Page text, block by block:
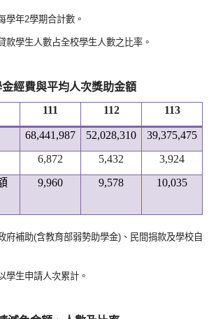
學年2學期合計數。
款學生人數占全校學生人數之比率。
經費與平均人次獎助金額
111 112 113
68,441,987 52,028,310
39,375,475
6,872 5,432
3,924
9,960 9,578 10,035
府補助(含教育部弱勢助學金)、民間捐款及學校自
學生申請人次累計。